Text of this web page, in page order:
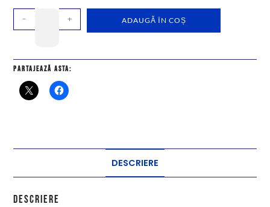
- + ADAUGĂ ÎN COȘ
Partajează asta:
DESCRIERE
Descriere